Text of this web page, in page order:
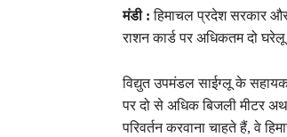
मंडी : हिमाचल प्रदेश सरकार और
राशन कार्ड पर अधिकतम दो घरेलू
विद्युत उपमंडल साईग्लू के
पर दो से अधिक बिजली मीटर
परिवर्तन करवाना चाहते हैं, वे